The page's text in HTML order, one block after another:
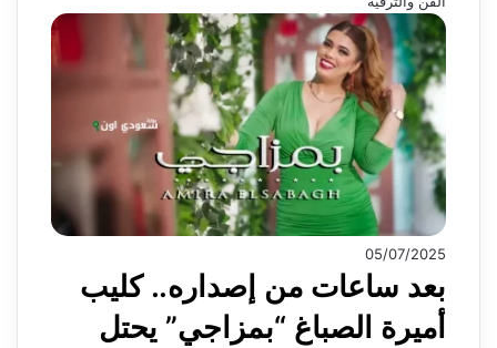
05/07/2025
بعد ساعات من إصداره.. كليب
أميرة الصباغ “بمزاجي” يحتل